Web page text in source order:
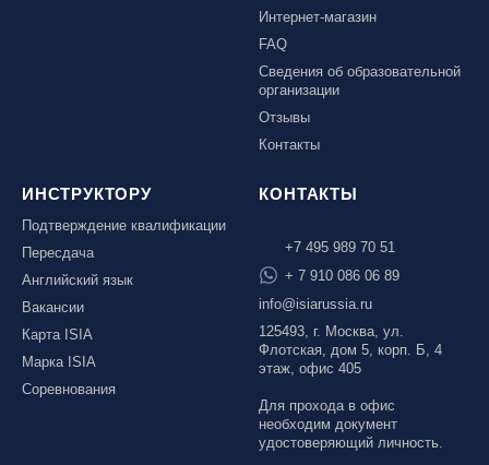
Интернет-магазин
FAQ
Сведения об образовательной
организации
Отзывы
Контакты
ИНСТРУКТОРУ
Подтверждение квалификации
Пересдача
Английский язык
Вакансии
Карта ISIA
Марка ISIA
Соревнования
КОНТАКТЫ
+7 495 989 70 51
+ 7 910 086 06 89
info@isiarussia.ru
125493, г. Москва, ул.
Флотская, дом 5, корп. Б, 4
этаж, офис 405
Для прохода в офис
необходим документ
удостоверяющий личность.